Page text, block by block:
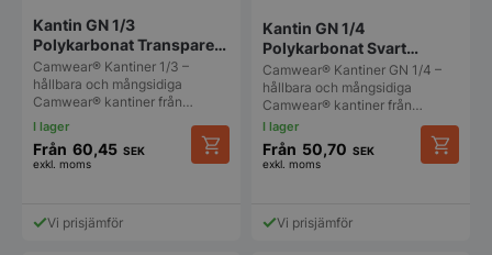
produktsidan
Kantin GN 1/3
Polykarbonat Transparent
Cambro Camwear
Camwear® Kantiner 1/3 –
hållbara och mångsidiga
Camwear® kantiner från…
Från 60,45 SEK
exkl. moms
produkten
Vi prisjämför
Kantin GN 1/4
Polykarbonat Svart
Cambro Camwear
Camwear® Kantiner GN 1/4 –
hållbara och mångsidiga
Camwear® kantiner från…
Från 50,70 SEK
exkl. moms
Vi prisjämför